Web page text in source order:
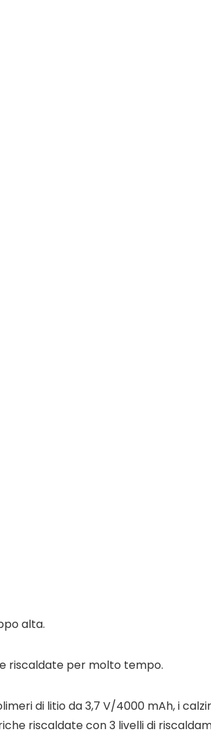
alta.
riscaldate per molto tempo.
di litio da 3,7 V/4000 mAh, i
riscaldate con 3 livelli di